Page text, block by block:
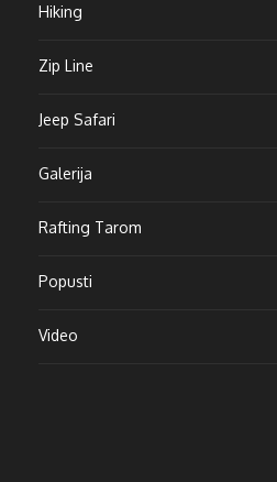
Hiking
Zip Line
Jeep Safari
Galerija
Rafting Tarom
Popusti
Video